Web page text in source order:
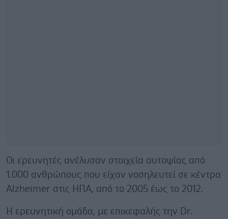
Οι ερευνητές ανέλυσαν στοιχεία αυτοψίας από
1.000 ανθρώπους που είχαν νοσηλευτεί σε κέντρα
Alzheimer στις ΗΠΑ, από το 2005 έως το 2012.
Η ερευνητική ομάδα, με επικεφαλής την Dr.